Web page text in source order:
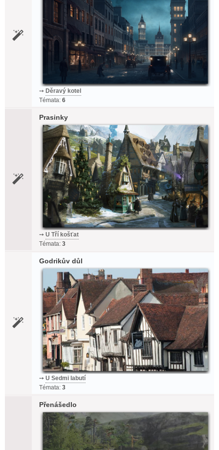
➙ Děravý kotel
Témata: 6
Prasinky
➙ U Tří košťat
Témata: 3
Godrikův důl
➙ U Sedmi labutí
Témata: 3
Přenášedlo